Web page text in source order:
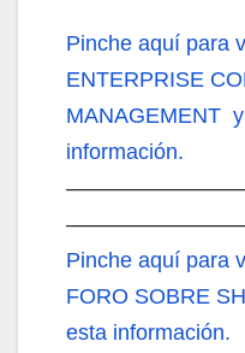
Pinche aquí para
ENTERPRISE
MANAGEMENT
información.
Pinche aquí para
FORO SOBRE
esta información.